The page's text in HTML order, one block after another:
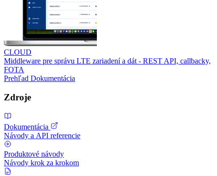
CLOUD
Middleware pre správu LTE zariadení a dát - REST API, callbacky,
FOTA
Prehľad Dokumentácia
Zdroje
Dokumentácia
Návody a API referencie
Produktové návody
Návody krok za krokom